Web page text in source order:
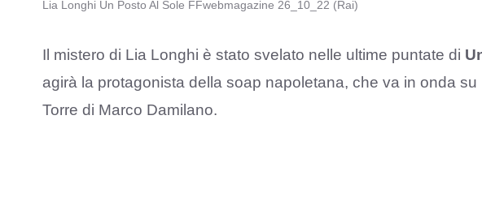
Lia Longhi Un Posto Al Sole FFwebmagazine 26_10_22 (Rai)
Il mistero di Lia Longhi è stato svelato nelle ultime puntate di
agirà la protagonista della soap napoletana, che va in onda
Torre di Marco Damilano.